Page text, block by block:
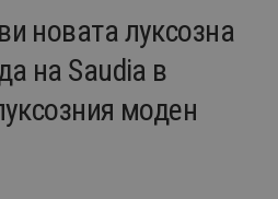
новата луксозна
на Saudia в
моден